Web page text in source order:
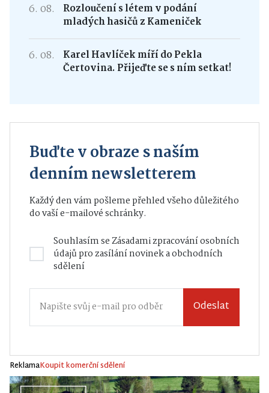
6. 08.
Rozloučení s létem v podání
mladých hasičů z Kameniček
6. 08.
Karel Havlíček míří do Pekla
Čertovina. Přijeďte se s ním setkat!
Buďte v obraze s naším
denním newsletterem
Každý den vám pošleme přehled všeho důležitého
do vaší e-mailové schránky.
Souhlasím seZásadami zpracování osobních
údajůpro zasílání novinek a obchodních
sdělení
Odeslat
ReklamaKoupit komerční sdělení